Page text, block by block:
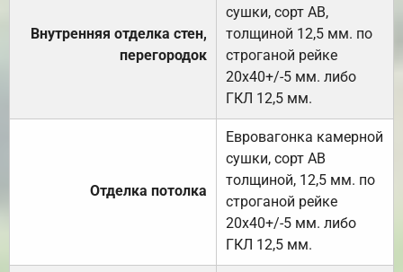
Внутренняя отделка стен,
перегородок
сушки, сорт АВ,
толщиной 12,5 мм. по
строганой рейке
20х40+/-5 мм. либо
ГКЛ 12,5 мм.
Отделка потолка
Евровагонка камерной
сушки, сорт АВ
толщиной, 12,5 мм. по
строганой рейке
20х40+/-5 мм. либо
ГКЛ 12,5 мм.